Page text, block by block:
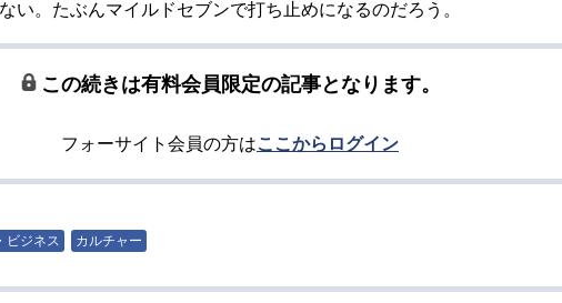
い。たぶんマイルドセブンで打ち止めになるのだろう。
この続きは有料会員限定の記事となります。
フォーサイト会員の方はここからログイン
ビジネス カルチャー